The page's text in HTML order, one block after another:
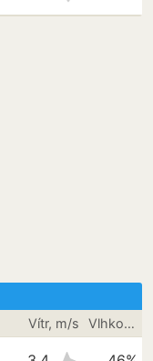
Vítr, m/s Vlhkost vzduchu